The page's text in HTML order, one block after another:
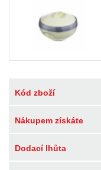
Kód zboží
Nákupem získáte
Dodací lhůta